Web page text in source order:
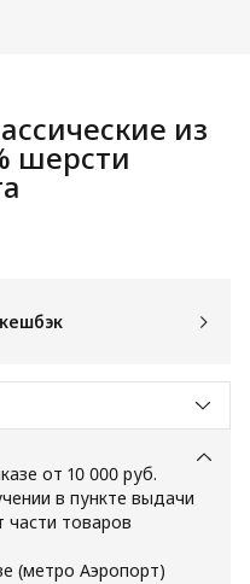
из
шерсти
от 10 000 руб.
в пункте выдачи
части товаров
(метро Аэропорт)